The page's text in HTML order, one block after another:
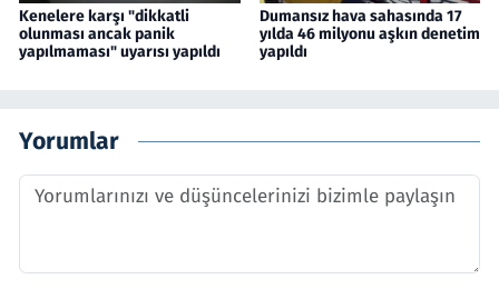
Kenelere karşı "dikkatli
olunması ancak panik
yapılmaması" uyarısı yapıldı
Dumansız hava sahasında 17
yılda 46 milyonu aşkın denetim
yapıldı
Yorumlar